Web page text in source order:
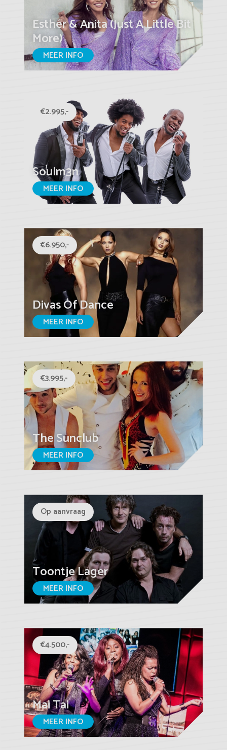
Esther & Anita (Just A Little Bit
More)
MEER INFO
€2.995,-
Soulm3n
MEER INFO
€6.950,-
Divas Of Dance
MEER INFO
€3.995,-
The Sunclub
MEER INFO
Op aanvraag
Toontje Lager
MEER INFO
€4.500,-
Mai Tai
MEER INFO